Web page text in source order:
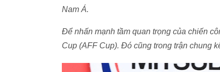
Nam Á.
Để nhấn mạnh tầm quan trọng của chiến
Cup (AFF Cup). Đó cũng trong trận chung